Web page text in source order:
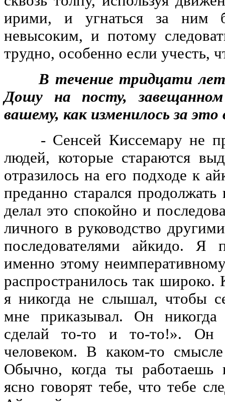
ирими, и угнаться за ним
невысоким, и потому
трудно, особенно если учесть,
В течение тридцати лет
Дошу на посту,
вашему, как изменилось за это
- Сенсей Киссемару не
людей, которые стараются
отразилось на его подходе к
преданно старался продолжать
делал это спокойно и
личного в руководство
последователями айкидо. Я
именно этому
распространилось так широко.
я никогда не слышал, чтобы
мне приказывал. Он никогда
сделай то-то и то-то!».
человеком. В каком-то
Обычно, когда ты работаешь
ясно говорят тебе, что тебе